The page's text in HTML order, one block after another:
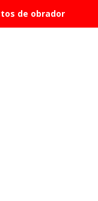
de obrador